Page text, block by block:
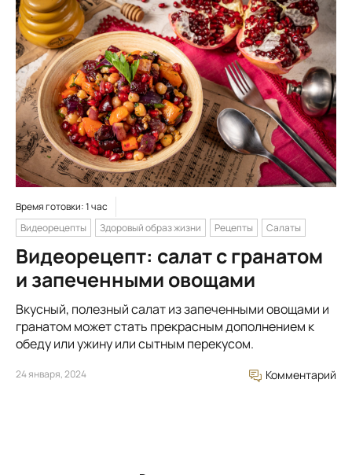
Время готовки: 1 час
Видеорецепты
Здоровый образ жизни Рецепты Салаты
Видеорецепт: салат с гранатом
и запеченными овощами
Вкусный, полезный салат из запеченными овощами и
гранатом может стать прекрасным дополнением к
обеду или ужину или сытным перекусом.
24 января, 2024 Комментарий